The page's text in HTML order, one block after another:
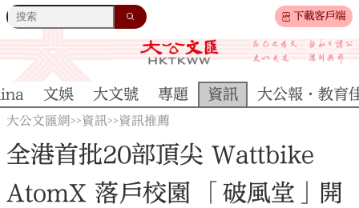
下載客戶端
文娛 大文號 專題 資訊 大公報·教育
大公文匯網>>資訊>>資訊推薦
全港首批20部頂尖 Wattbike
AtomX 落戶校園 「破風堂」開